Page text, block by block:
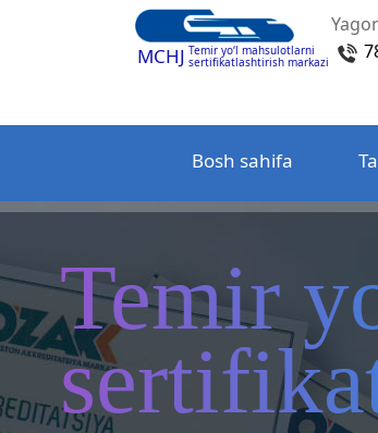
MCHJ Temir yo‘l mahsulotlarni
sertifikatlashtirish markazi
Bosh sahifa
Temir